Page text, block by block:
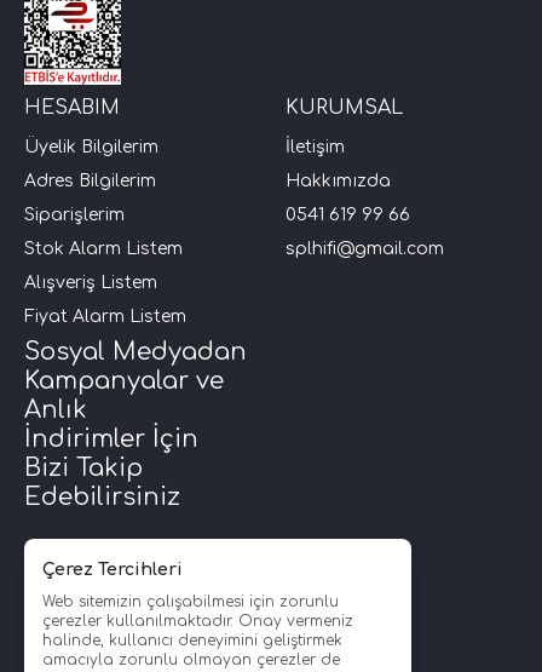
HESABIM
Üyelik Bilgilerim
Adres Bilgilerim
Siparişlerim
Stok Alarm Listem
Alışveriş Listem
Fiyat Alarm Listem
KURUMSAL
İletişim
Hakkımızda
0541 619 99 66
splhifi@gmail.com
Sosyal Medyadan
Kampanyalar ve
Anlık
İndirimler İçin
Bizi Takip
Edebilirsiniz
Çerez Tercihleri
Web sitemizin çalışabilmesi için zorunlu
çerezler kullanılmaktadır. Onay vermeniz
halinde, kullanıcı deneyimini geliştirmek
amacıyla zorunlu olmayan çerezler de